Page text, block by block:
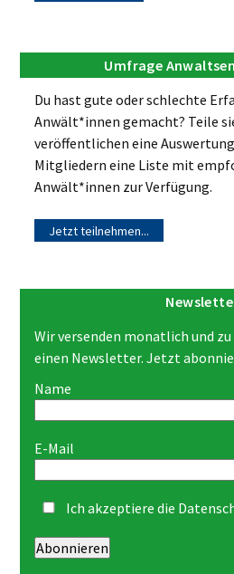
Umfrage
Du hast gute oder schlechte
Anwält*innen gemacht? Teile
veröffentlichen eine
Mitgliedern eine Liste mit
Anwält*innen zur Verfügung.
Jetzt teilnehmen...
Wir versenden monatlich und
einen Newsletter. Jetzt
Name
E-Mail
Ich akzeptiere die
Abonnieren